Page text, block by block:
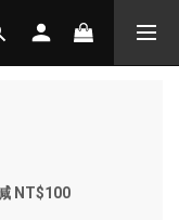
NT$100